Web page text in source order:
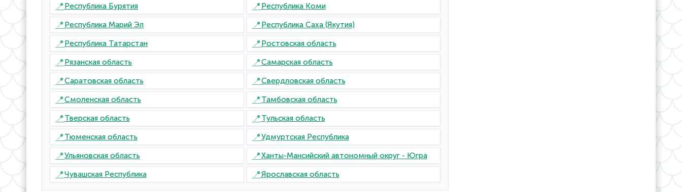
📍Республика Бурятия 📍Республика Коми
📍Республика Марий Эл 📍Республика Саха (Якутия)
📍Республика Татарстан 📍Ростовская область
📍Рязанская область 📍Самарская область
📍Саратовская область 📍Свердловская область
📍Смоленская область 📍Тамбовская область
📍Тверская область 📍Тульская область
📍Тюменская область 📍Удмуртская Республика
📍Ульяновская область 📍Ханты-Мансийский автономный округ - Югра
📍Чувашская Республика 📍Ярославская область